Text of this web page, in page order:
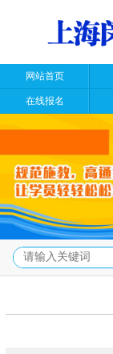
网站首页
在线报名